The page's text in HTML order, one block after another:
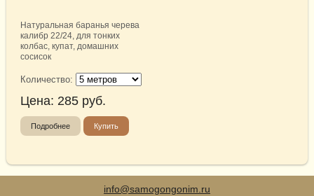
Натуральная баранья черева
калибр 22/24, для тонких
колбас, купат, домашних
сосисок
Количество:
Цена: 285 руб.
Подробнее Купить
info@samogongonim.ru